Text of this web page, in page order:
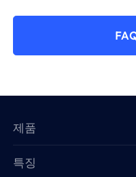
제품
특징